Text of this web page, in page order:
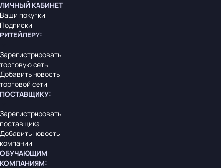
ЛИЧНЫЙ КАБИНЕТ
Ваши покупки
Подписки
РИТЕЙЛЕРУ:
Зарегистрировать
торговую сеть
Добавить новость
торговой сети
ПОСТАВЩИКУ:
Зарегистрировать
поставщика
Добавить новость
компании
ОБУЧАЮЩИМ
КОМПАНИЯМ: